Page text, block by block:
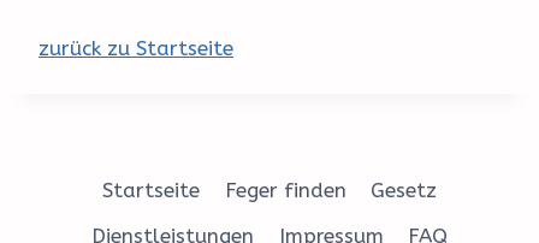
zurück zu Startseite
Startseite Feger finden
Gesetz
Dienstleistungen
Impressum FAQ